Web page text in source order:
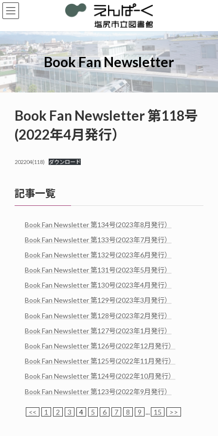
コ
ン
ン
ツ
へ
ス
キ
ッ
プ
ナ
ビ
ー
シ
ョ
ン
に
移
動
Book Fan Newsletter
Book Fan Newsletter 第118号
(2022年4月発行）
202204(118) ダウンロード
記事一覧
Book Fan Newsletter 第134号(2023年8月発行）
Book Fan Newsletter 第133号(2023年7月発行）
Book Fan Newsletter 第132号(2023年6月発行）
Book Fan Newsletter 第131号(2023年5月発行）
Book Fan Newsletter 第130号(2023年4月発行）
Book Fan Newsletter 第129号(2023年3月発行）
Book Fan Newsletter 第128号(2023年2月発行）
Book Fan Newsletter 第127号(2023年1月発行）
Book Fan Newsletter 第126号(2022年12月発行）
Book Fan Newsletter 第125号(2022年11月発行）
Book Fan Newsletter 第124号(2022年10月発行）
Book Fan Newsletter 第123号(2022年9月発行）
<< 1 2 3 4 5 6 7 8 9 ... 15 >>